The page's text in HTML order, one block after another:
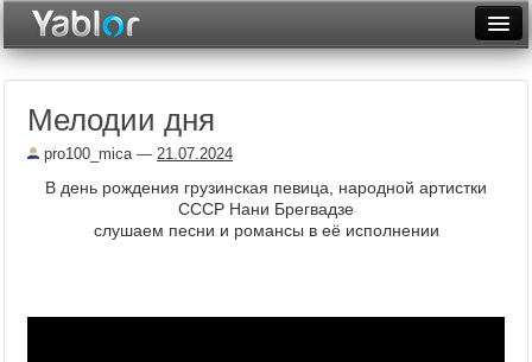
Рейтинги
Мелодии дня
pro100_mica— 21.07.2024
В день рождения грузинская певица, народной артистки
СССР Нани Брегвадзе
слушаем песни и романсы в её исполнении